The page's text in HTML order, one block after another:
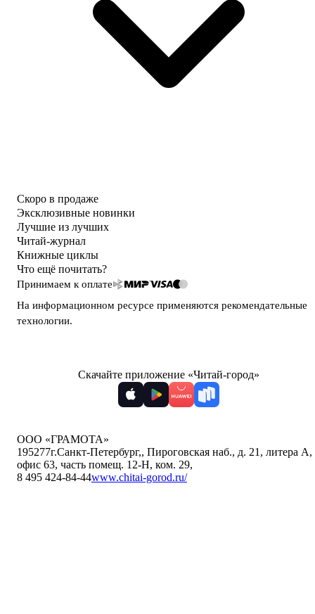
Скоро в продаже
Эксклюзивные новинки
Лучшие из лучших
Читай-журнал
Книжные циклы
Что ещё почитать?
Принимаем к оплате
На информационном ресурсе применяются рекомендательные
технологии.
Скачайте приложение «Читай-город»
ООО «ГРАМОТА»
195277г.Санкт-Петербург,, Пироговская наб., д. 21, литера А,
офис 63, часть помещ. 12-Н, ком. 29,
8 495 424-84-44www.chitai-gorod.ru/